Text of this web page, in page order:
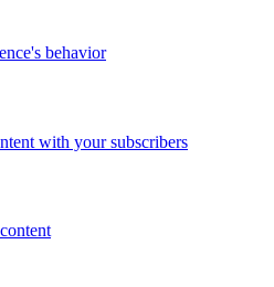
behavior
with your subscribers